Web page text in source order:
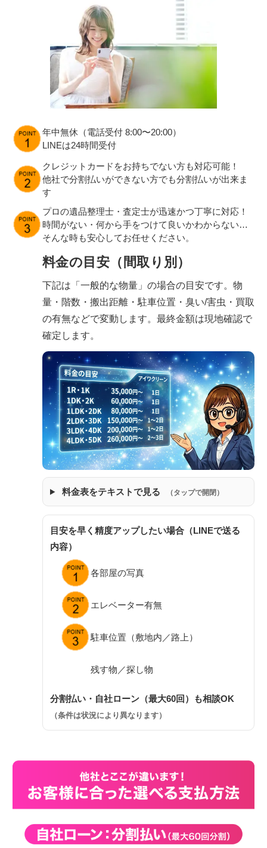
年中無休（電話受付 8:00〜20:00）
LINEは24時間受付
クレジットカードをお持ちでない方も対応可能！
他社で分割払いができない方でも分割払いが出来ま
す
プロの遺品整理士・査定士が迅速かつ丁寧に対応！
時間がない・何から手をつけて良いかわからない…
そんな時も安心してお任せください。
料金の目安（間取り別）
下記は「一般的な物量」の場合の目安です。物
量・階数・搬出距離・駐車位置・臭い/害虫・買取
の有無などで変動します。最終金額は現地確認で
確定します。
料金表をテキストで見る （タップで開閉）
目安を早く精度アップしたい場合（LINEで送る
内容）
各部屋の写真
エレベーター有無
駐車位置（敷地内／路上）
残す物／探し物
分割払い・自社ローン（最大60回）も相談OK
（条件は状況により異なります）